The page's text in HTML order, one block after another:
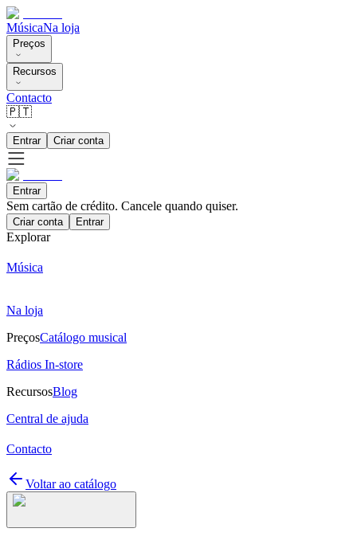
MúsicaNa loja
Preços
Recursos
Contacto
🇵🇹
Entrar Criar conta
Entrar
Sem cartão de crédito. Cancele quando quiser.
Criar conta Entrar
Explorar
Música
Na loja
PreçosCatálogo musical
Rádios In-store
RecursosBlog
Central de ajuda
Contacto
Voltar ao catálogo